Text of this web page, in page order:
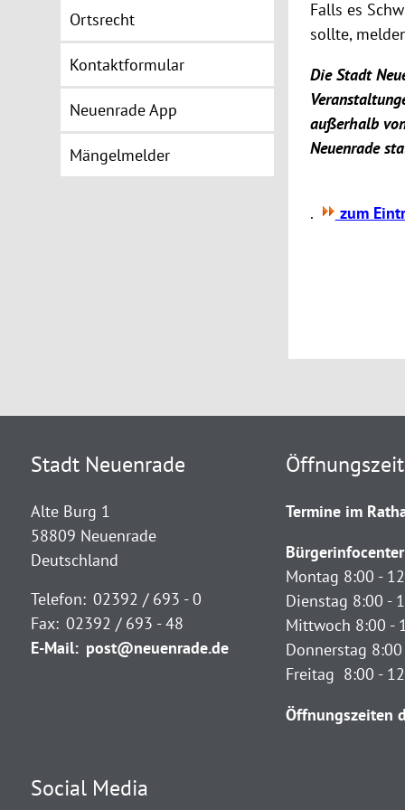
Ortsrecht
Kontaktformular
Neuenrade App
Mängelmelder
Falls es
sollte,
Die Stadt
außerhalb
Neuenrade
. zum
Stadt Neuenrade
Alte Burg 1
58809 Neuenrade
Deutschland
Telefon: 02392 / 693 - 0
Fax: 02392 / 693 - 48
E-Mail: post@neuenrade.de
Termine im
Bürgerinfocenter
Montag 8:00 -
Dienstag 8:00 -
Mittwoch 8:00 -
Donnerstag
Freitag 8:00 -
Öffnungszeiten
Social Media